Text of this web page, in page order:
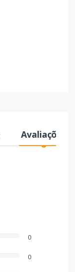
Avaliações
0
0